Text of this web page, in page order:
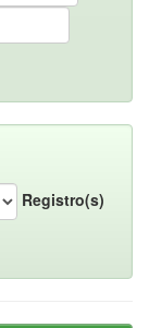
Registro(s)